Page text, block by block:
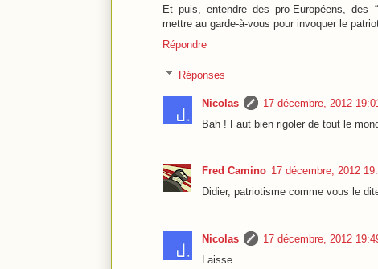
Et puis, entendre des pro-Européens, des
mettre au garde-à-vous pour invoquer le
Répondre
Réponses
Nicolas
17 décembre, 2012 19:01
Bah ! Faut bien rigoler de tout le
Fred Camino 17 décembre, 2012
Didier, patriotisme comme vous le
Nicolas
17 décembre, 2012
Laisse.